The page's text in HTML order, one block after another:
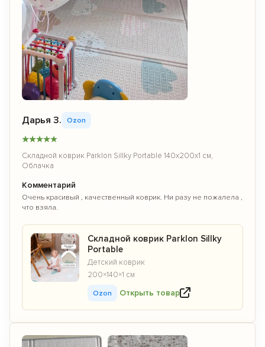
Дарья З. Ozon
★★★★★
Складной коврик Parklon Sillky Portable 140x200x1 см,
Облачка
Комментарий
Очень красивый , качественный коврик. Ни разу не пожалела ,
что взяла.
Складной коврик Parklon Sillky
Portable
Детский коврик
200×140×1 см
Ozon Открыть товар